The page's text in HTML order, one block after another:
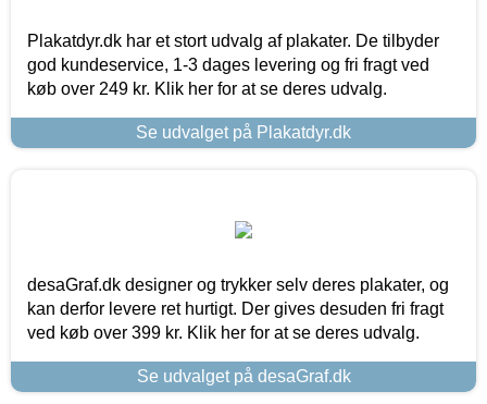
Plakatdyr.dk har et stort udvalg af plakater. De tilbyder
god kundeservice, 1-3 dages levering og fri fragt ved
køb over 249 kr. Klik her for at se deres udvalg.
Se udvalget på Plakatdyr.dk
desaGraf.dk designer og trykker selv deres plakater, og
kan derfor levere ret hurtigt. Der gives desuden fri fragt
ved køb over 399 kr. Klik her for at se deres udvalg.
Se udvalget på desaGraf.dk